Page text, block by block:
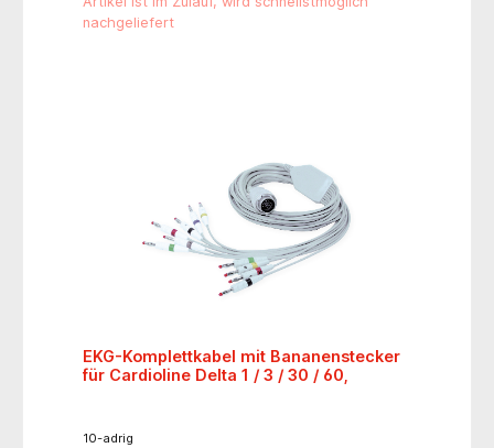
nachgeliefert
EKG-Komplettkabel mit Bananenstecker
für Cardioline Delta 1 / 3 / 30 / 60,
10-adrig